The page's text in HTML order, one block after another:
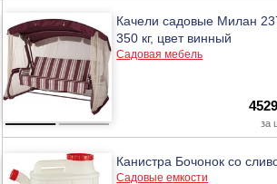
Качели садовые Милан
350 кг, цвет винный
Садовая мебель
Канистра Бочонок со
Садовые емкости